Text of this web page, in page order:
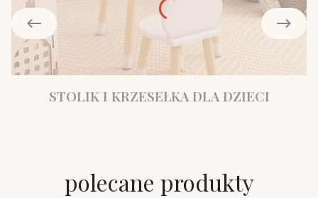
STOLIK I KRZESEŁKA DLA DZIECI
polecane produkty